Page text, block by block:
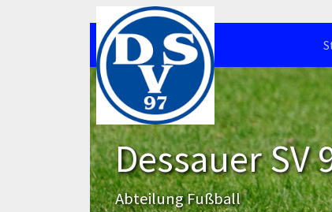
Dessauer SV
Abteilung Fußball